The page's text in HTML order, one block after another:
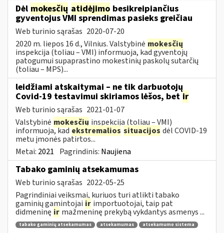
Dėl mokesčių atidėjimo besikreipiančius
gyventojus VMI sprendimas pasieks greičiau
Web turinio sąrašas 2020-07-20
2020 m. liepos 16 d., Vilnius. Valstybinė mokesčių
inspekcija (toliau – VMI) informuoja, kad gyventojų
patogumui supaprastino mokestinių paskolų sutarčių
(toliau – MPS)...
leidžiami atskaitymai – ne tik darbuotojų
Covid-19 testavimui skiriamos lėšos, bet ir
Web turinio sąrašas 2021-01-07
Valstybinė mokesčių inspekcija (toliau – VMI)
informuoja, kadekstremalios situacijos dėl COVID-19
metu įmonės patirtos...
Metai: 2021 Pagrindinis: Naujiena
Tabako gaminių atsekamumas
Web turinio sąrašas 2022-05-25
Pagrindiniai veiksmai, kuriuos turi atlikti tabako
gaminių gamintojai ir importuotojai, taip pat
didmeninę ir mažmeninę prekybą vykdantys asmenys ...
tabako gaminių atsekamumas atsekamumas atsekamumo sistema